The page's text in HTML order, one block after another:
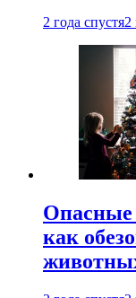
2 года спустя2
Опасные
как